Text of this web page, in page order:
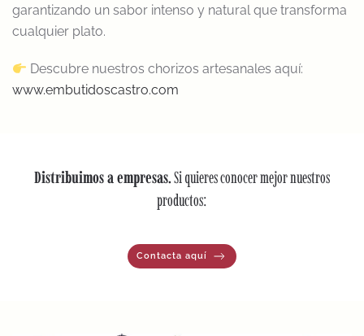
garantizando un sabor intenso y natural que transforma
cualquier plato.
Descubre nuestros chorizos artesanales aquí:
www.embutidoscastro.com
Distribuimos a empresas.Si quieres conocer mejor nuestros
productos:
Contacta aquí